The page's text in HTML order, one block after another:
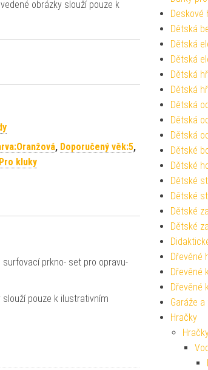
obrázky slouží pouze k
, Doporučený věk:5,
kluky
prkno- set pro opravu-
pouze k ilustrativním
Deskové
Dětská
Dětská
Dětská
Dětská
Dětská
Dětská
Dětská
Dětská
Dětské
Dětské
Dětské
Dětské
Dětské
Dětské
Dřevěné
Dřevěné
Dřevěné
Garáže
Hračky